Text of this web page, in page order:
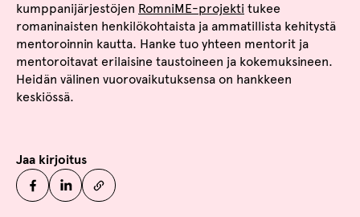
kumppanijärjestöjen RomniME-projekti tukee
romaninaisten henkilökohtaista ja ammatillista kehitystä
mentoroinnin kautta. Hanke tuo yhteen mentorit ja
mentoroitavat erilaisine taustoineen ja kokemuksineen.
Heidän välinen vuorovaikutuksensa on hankkeen
keskiössä.
Jaa kirjoitus